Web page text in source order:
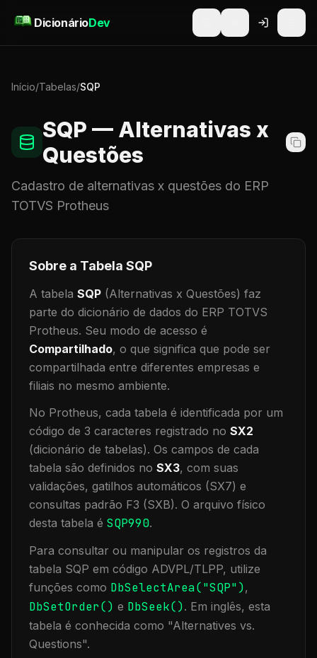
DicionárioDev
Início/Tabelas/SQP
SQP — Alternativas x
Questões
Cadastro de alternativas x questões do ERP
TOTVS Protheus
Sobre a Tabela SQP
A tabela SQP (Alternativas x Questões) faz
parte do dicionário de dados do ERP TOTVS
Protheus. Seu modo de acesso é
Compartilhado, o que significa que pode ser
compartilhada entre diferentes empresas e
filiais no mesmo ambiente.
No Protheus, cada tabela é identificada por um
código de 3 caracteres registrado no SX2
(dicionário de tabelas). Os campos de cada
tabela são definidos no SX3, com suas
validações, gatilhos automáticos (SX7) e
consultas padrão F3 (SXB). O arquivo físico
desta tabela é SQP990.
Para consultar ou manipular os registros da
tabela SQP em código ADVPL/TLPP, utilize
funções como DbSelectArea("SQP"),
DbSetOrder() e DbSeek(). Em inglês, esta
tabela é conhecida como "Alternatives vs.
Questions".